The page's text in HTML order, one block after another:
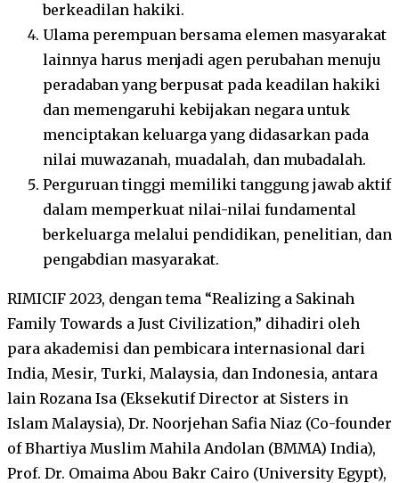
berkeadilan hakiki.
Ulama perempuan bersama elemen masyarakat
lainnya harus menjadi agen perubahan menuju
peradaban yang berpusat pada keadilan hakiki
dan memengaruhi kebijakan negara untuk
menciptakan keluarga yang didasarkan pada
nilai muwazanah, muadalah, dan mubadalah.
Perguruan tinggi memiliki tanggung jawab aktif
dalam memperkuat nilai-nilai fundamental
berkeluarga melalui pendidikan, penelitian, dan
pengabdian masyarakat.
RIMICIF 2023, dengan tema “Realizing a Sakinah
Family Towards a Just Civilization,” dihadiri oleh
para akademisi dan pembicara internasional dari
India, Mesir, Turki, Malaysia, dan Indonesia, antara
lain Rozana Isa (Eksekutif Director at Sisters in
Islam Malaysia), Dr. Noorjehan Safia Niaz (Co-founder
of Bhartiya Muslim Mahila Andolan (BMMA) India),
Prof. Dr. Omaima Abou Bakr Cairo (University Egypt),